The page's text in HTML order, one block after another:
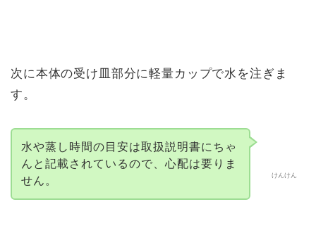
次に本体の受け皿部分に軽量カップで水を注ぎま
す。
けんけん
水や蒸し時間の目安は取扱説明書にちゃ
んと記載されているので、心配は要りま
せん。